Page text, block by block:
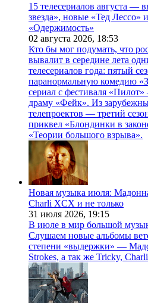
15 телесериалов августа —
звезда», новые «Тед Лессо»
«Одержимость»
02 августа 2026, 18:53
Кто бы мог подумать, что
вывалит в середине лета
телесериалов года: пятый
паранормальную комедию
сериал с фестиваля
драму «Фейк». Из
телепроектов — третий
приквел «Блондинки в
«Теории большого взрыва».
Новая музыка июля:
Charli XCX и не только
31 июля 2026, 19:15
В июле в мир большой
Слушаем новые альбомы
степени «выдержки» —
Strokes, а так же Tricky,